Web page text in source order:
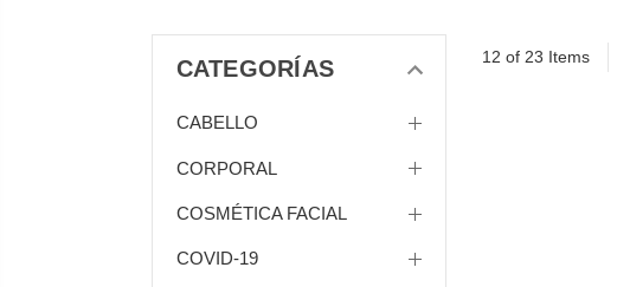
CATEGORÍAS
CABELLO
CORPORAL
COSMÉTICA FACIAL
COVID-19
12 of 23 Items